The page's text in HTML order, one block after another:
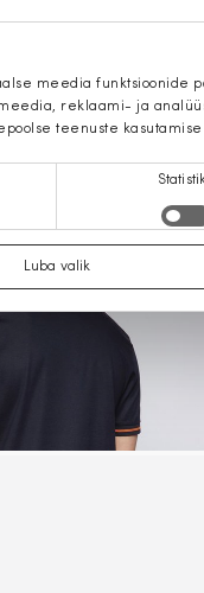
meedia funktsioonide
reklaami- ja
teenuste kasutamise
Luba valik